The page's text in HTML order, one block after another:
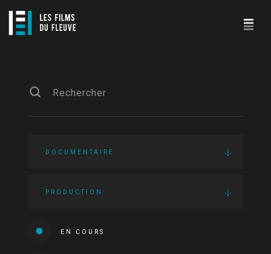
DOCUMENTAIRE
PRODUCTION
EN COURS